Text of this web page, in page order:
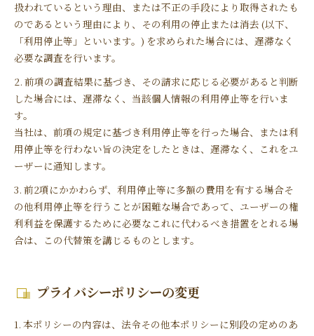
扱われているという理由、または不正の手段により取得されたも
のであるという理由により、その利用の停止または消去 (以下、
「利用停止等」といいます。) を求められた場合には、遅滞なく
必要な調査を行います。
2. 前項の調査結果に基づき、その請求に応じる必要があると判断
した場合には、遅滞なく、当該個人情報の利用停止等を行いま
す。
当社は、前項の規定に基づき利用停止等を行った場合、または利
用停止等を行わない旨の決定をしたときは、遅滞なく、これをユ
ーザーに通知します。
3. 前2項にかかわらず、利用停止等に多額の費用を有する場合そ
の他利用停止等を行うことが困難な場合であって、ユーザーの権
利利益を保護するために必要なこれに代わるべき措置をとれる場
合は、この代替策を講じるものとします。
プライバシーポリシーの変更
1. 本ポリシーの内容は、法令その他本ポリシーに別段の定めのあ